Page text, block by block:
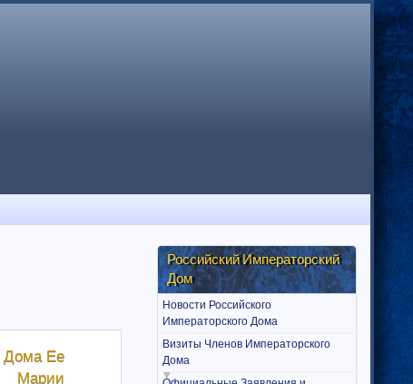
Дома Ее
Марии
Российский Императорский
Дом
Новости Российского
Императорского Дома
Визиты Членов Императорского
Дома